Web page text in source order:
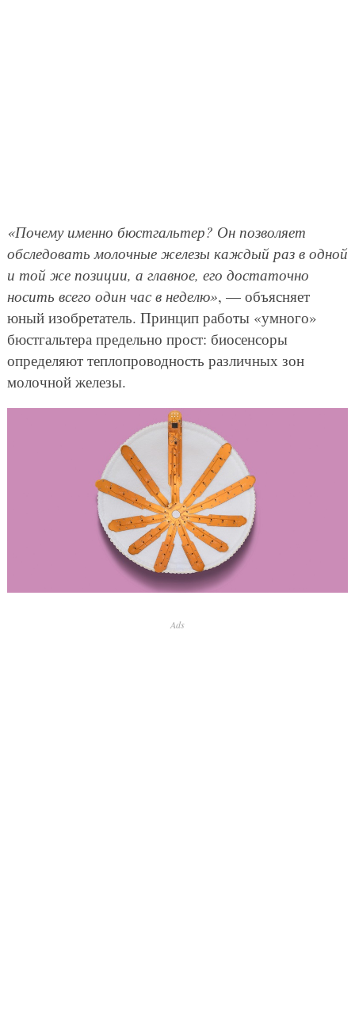
«Почему именно бюстгальтер? Он позволяет
обследовать молочные железы каждый раз в одной
и той же позиции, а главное, его достаточно
носить всего один час в неделю», — объясняет
юный изобретатель. Принцип работы «умного»
бюстгальтера предельно прост: биосенсоры
определяют теплопроводность различных зон
молочной железы.
Ads